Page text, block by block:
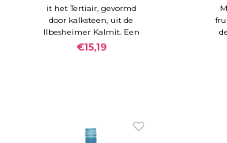
KALKSTEIN 2022
it het Tertiair, gevormd
door kalksteen, uit de
Ilbesheimer Kalmit. Een
'mand vol geel fruit'.
Geweldige neus en
€15,19